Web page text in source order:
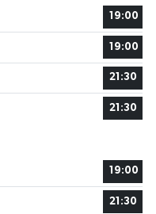
19:00
19:00
21:30
21:30
19:00
21:30